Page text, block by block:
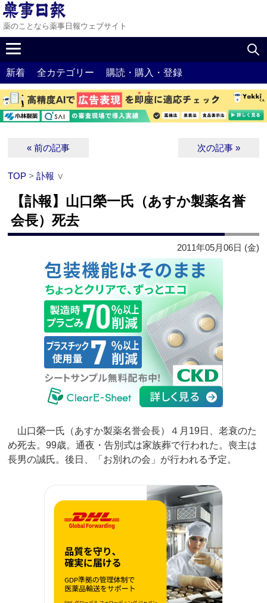
薬のことなら薬事日報ウェブサイト
新着 全カテゴリー 購読・購入・登録
« 前の記事 次の記事 »
TOP >訃報 ∨
【訃報】山口榮一氏（あすか製薬名誉
会長）死去
2011年05月06日 (金)
山口榮一氏（あすか製薬名誉会長）４月19日、老衰のた
め死去。99歳。通夜・告別式は家族葬で行われた。喪主は
長男の誠氏。後日、「お別れの会」が行われる予定。